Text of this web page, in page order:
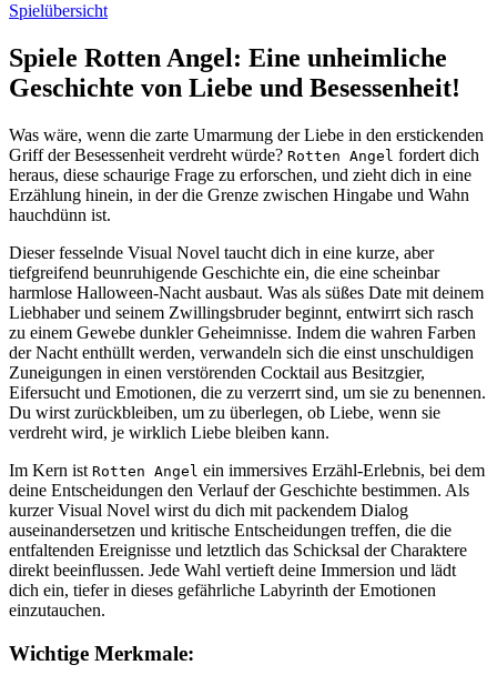
Spielübersicht
Spiele Rotten Angel: Eine unheimliche
Geschichte von Liebe und Besessenheit!
Was wäre, wenn die zarte Umarmung der Liebe in den erstickenden
Griff der Besessenheit verdreht würde? Rotten Angel fordert dich
heraus, diese schaurige Frage zu erforschen, und zieht dich in eine
Erzählung hinein, in der die Grenze zwischen Hingabe und Wahn
hauchdünn ist.
Dieser fesselnde Visual Novel taucht dich in eine kurze, aber
tiefgreifend beunruhigende Geschichte ein, die eine scheinbar
harmlose Halloween-Nacht ausbaut. Was als süßes Date mit deinem
Liebhaber und seinem Zwillingsbruder beginnt, entwirrt sich rasch
zu einem Gewebe dunkler Geheimnisse. Indem die wahren Farben
der Nacht enthüllt werden, verwandeln sich die einst unschuldigen
Zuneigungen in einen verstörenden Cocktail aus Besitzgier,
Eifersucht und Emotionen, die zu verzerrt sind, um sie zu benennen.
Du wirst zurückbleiben, um zu überlegen, ob Liebe, wenn sie
verdreht wird, je wirklich Liebe bleiben kann.
Im Kern ist Rotten Angel ein immersives Erzähl-Erlebnis, bei dem
deine Entscheidungen den Verlauf der Geschichte bestimmen. Als
kurzer Visual Novel wirst du dich mit packendem Dialog
auseinandersetzen und kritische Entscheidungen treffen, die die
entfaltenden Ereignisse und letztlich das Schicksal der Charaktere
direkt beeinflussen. Jede Wahl vertieft deine Immersion und lädt
dich ein, tiefer in dieses gefährliche Labyrinth der Emotionen
einzutauchen.
Wichtige Merkmale: